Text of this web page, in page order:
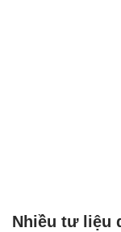
Nhiều tư liệu